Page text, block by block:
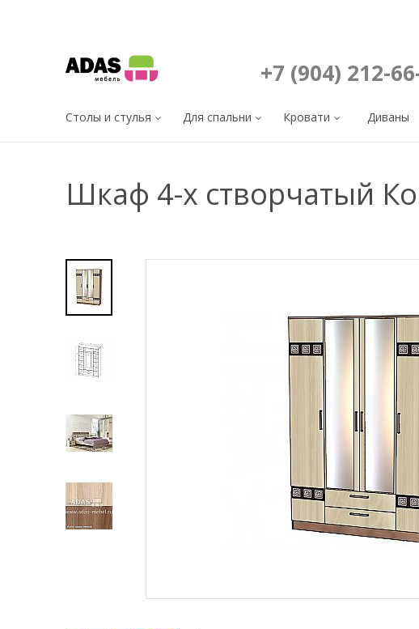
+7 (904) 212-
Столы и стулья Для спальни Кровати Диваны
Шкаф 4-х створчатый